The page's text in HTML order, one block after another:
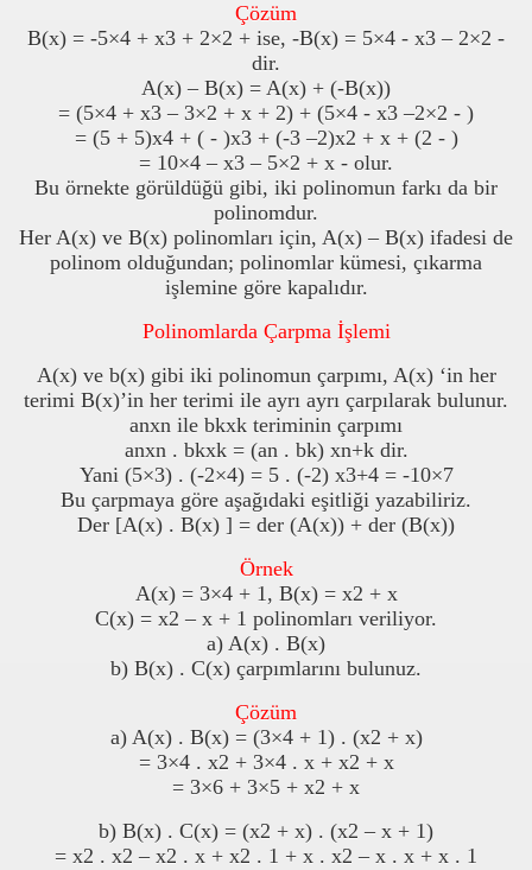
Çözüm
B(x) = -5×4 + x3 + 2×2 + ise, -B(x) = 5×4 - x3 – 2×2 -
dir.
A(x) – B(x) = A(x) + (-B(x))
= (5×4 + x3 – 3×2 + x + 2) + (5×4 - x3 –2×2 - )
= (5 + 5)x4 + ( - )x3 + (-3 –2)x2 + x + (2 - )
= 10×4 – x3 – 5×2 + x - olur.
Bu örnekte görüldüğü gibi, iki polinomun farkı da bir
polinomdur.
Her A(x) ve B(x) polinomları için, A(x) – B(x) ifadesi de
polinom olduğundan; polinomlar kümesi, çıkarma
işlemine göre kapalıdır.
Polinomlarda Çarpma İşlemi
A(x) ve b(x) gibi iki polinomun çarpımı, A(x) ‘in her
terimi B(x)’in her terimi ile ayrı ayrı çarpılarak bulunur.
anxn ile bkxk teriminin çarpımı
anxn . bkxk = (an . bk) xn+k dir.
Yani (5×3) . (-2×4) = 5 . (-2) x3+4 = -10×7
Bu çarpmaya göre aşağıdaki eşitliği yazabiliriz.
Der [A(x) . B(x) ] = der (A(x)) + der (B(x))
Örnek
A(x) = 3×4 + 1, B(x) = x2 + x
C(x) = x2 – x + 1 polinomları veriliyor.
a) A(x) . B(x)
b) B(x) . C(x) çarpımlarını bulunuz.
Çözüm
a) A(x) . B(x) = (3×4 + 1) . (x2 + x)
= 3×4 . x2 + 3×4 . x + x2 + x
= 3×6 + 3×5 + x2 + x
b) B(x) . C(x) = (x2 + x) . (x2 – x + 1)
= x2 . x2 – x2 . x + x2 . 1 + x . x2 – x . x + x . 1